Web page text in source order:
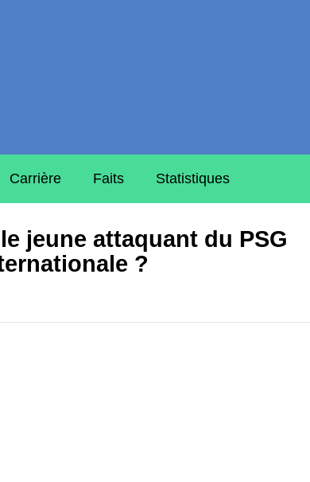
Carrière Faits Statistiques
jeune attaquant du PSG
?